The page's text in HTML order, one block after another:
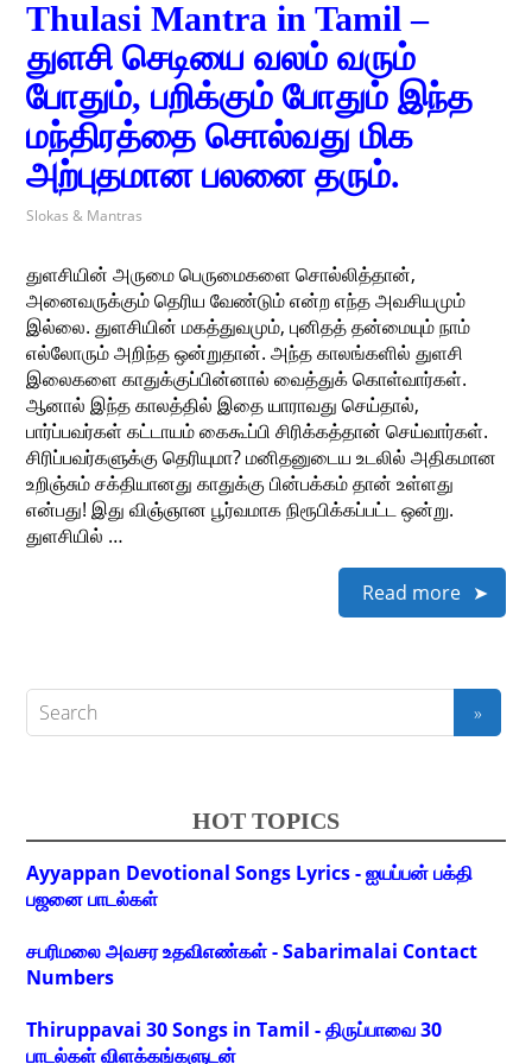
Thulasi Mantra in Tamil –
துளசி செடியை வலம் வரும்
போதும், பறிக்கும் போதும் இந்த
மந்திரத்தை சொல்வது மிக
அற்புதமான பலனை தரும்.
Slokas & Mantras
துளசியின் அருமை பெருமைகளை சொல்லித்தான்,
அனைவருக்கும் தெரிய வேண்டும் என்ற எந்த அவசியமும்
இல்லை. துளசியின் மகத்துவமும், புனிதத் தன்மையும் நாம்
எல்லோரும் அறிந்த ஒன்றுதான். அந்த காலங்களில் துளசி
இலைகளை காதுக்குப்பின்னால் வைத்துக் கொள்வார்கள்.
ஆனால் இந்த காலத்தில் இதை யாராவது செய்தால்,
பார்ப்பவர்கள் கட்டாயம் கைகூப்பி சிரிக்கத்தான் செய்வார்கள்.
சிரிப்பவர்களுக்கு தெரியுமா? மனிதனுடைய உடலில் அதிகமான
உறிஞ்சும் சக்தியானது காதுக்கு பின்பக்கம் தான் உள்ளது
என்பது! இது விஞ்ஞான பூர்வமாக நிரூபிக்கப்பட்ட ஒன்று.
துளசியில் …
Read more
HOT TOPICS
Ayyappan Devotional Songs Lyrics - ஐயப்பன் பக்தி
பஜனை பாடல்கள்
சபரிமலை அவசர உதவிஎண்கள் - Sabarimalai Contact
Numbers
Thiruppavai 30 Songs in Tamil - திருப்பாவை 30
பாடல்கள் விளக்கங்களுடன்